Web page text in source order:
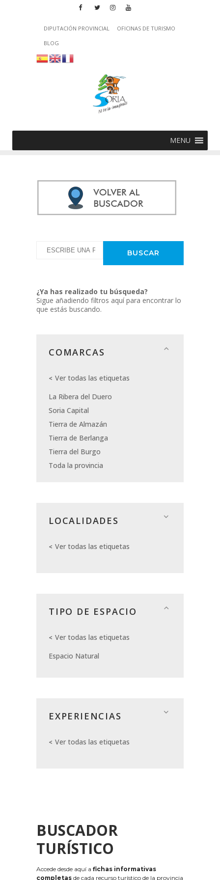
DIPUTACIÓN PROVINCIAL
OFICINAS DE TURISMO
BLOG
MENU
¿Ya has realizado tu búsqueda?
Sigue añadiendo filtros aquí para encontrar lo
que estás buscando.
COMARCAS
Ver todas las etiquetas
La Ribera del Duero
Soria Capital
Tierra de Almazán
Tierra de Berlanga
Tierra del Burgo
Toda la provincia
LOCALIDADES
Ver todas las etiquetas
TIPO DE ESPACIO
Ver todas las etiquetas
Espacio Natural
EXPERIENCIAS
Ver todas las etiquetas
BUSCADOR
TURÍSTICO
Accede desde aquí a fichas informativas
completas de cada recurso turístico de la provincia